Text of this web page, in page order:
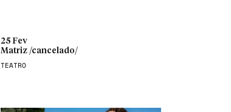
25 Fev
Matriz /cancelado/
TEATRO